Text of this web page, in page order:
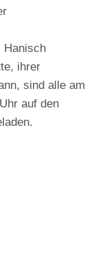
Hanisch
ihrer
sind alle am
auf den